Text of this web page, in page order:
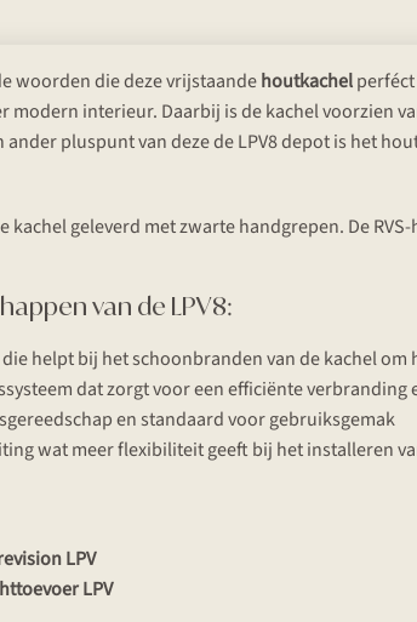
woorden die deze vrijstaandehoutkachel
modern interieur. Daarbij is de kachel voorzien
ander pluspunt van deze de LPV8 depot is het
kachel geleverd met zwarte handgrepen. De
van de LPV8:
helpt bij het schoonbranden van de kachel
dat zorgt voor een efficiënte verbranding
en standaard voor gebruiksgemak
wat meer flexibiliteit geeft bij het installeren
LPV
LPV